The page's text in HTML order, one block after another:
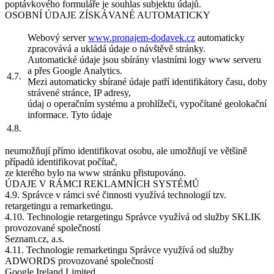
poptávkového formuláře je souhlas subjektu údajů.
OSOBNÍ ÚDAJE ZÍSKÁVANÉ AUTOMATICKY
4.7.
Webový serverwww.pronajem-dodavek.cz automaticky
zpracovává a ukládá údaje o návštěvě stránky.
Automatické údaje jsou sbírány vlastními logy www serveru
a přes Google Analytics.
Mezi automaticky sbírané údaje patří identifikátory času, doby
strávené stránce, IP adresy,
údaj o operačním systému a prohlížeči, vypočítané geolokační
informace. Tyto údaje
4.8.
neumožňují přímo identifikovat osobu, ale umožňují ve většině
případů identifikovat počítač,
ze kterého bylo na www stránku přistupováno.
ÚDAJE V RÁMCI REKLAMNÍCH SYSTÉMŮ
4.9. Správce v rámci své činnosti využívá technologií tzv.
retargetingu a remarketingu.
4.10. Technologie retargetingu Správce využívá od služby SKLIK
provozované společností
Seznam.cz, a.s.
4.11. Technologie remarketingu Správce využívá od služby
ADWORDS provozované společností
Google Ireland Limited.